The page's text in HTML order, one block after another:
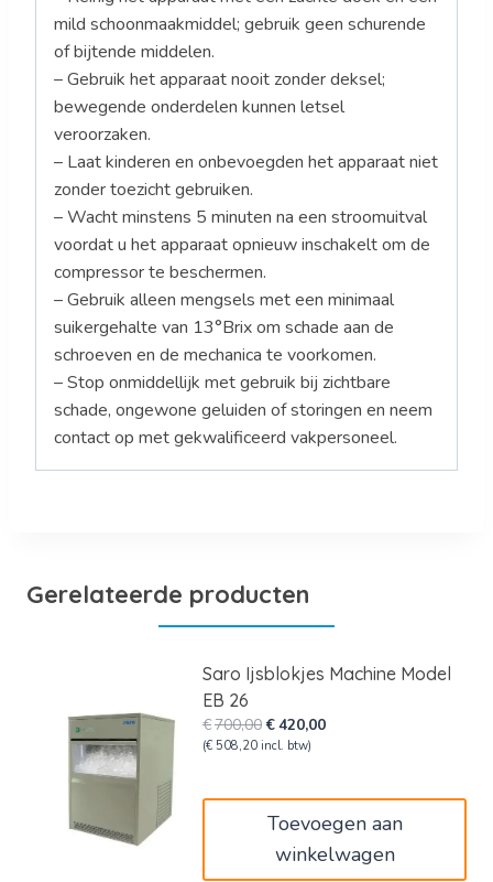
mild schoonmaakmiddel; gebruik geen schurende
of bijtende middelen.
– Gebruik het apparaat nooit zonder deksel;
bewegende onderdelen kunnen letsel
veroorzaken.
– Laat kinderen en onbevoegden het apparaat niet
zonder toezicht gebruiken.
– Wacht minstens 5 minuten na een stroomuitval
voordat u het apparaat opnieuw inschakelt om de
compressor te beschermen.
– Gebruik alleen mengsels met een minimaal
suikergehalte van 13°Brix om schade aan de
schroeven en de mechanica te voorkomen.
– Stop onmiddellijk met gebruik bij zichtbare
schade, ongewone geluiden of storingen en neem
contact op met gekwalificeerd vakpersoneel.
Gerelateerde producten
Saro Ijsblokjes Machine Model
EB 26
€700,00Oorspronkelijke
prijs
€420,00Huidige
(€ 508,20 incl. btw)
Toevoegen aan
winkelwagen